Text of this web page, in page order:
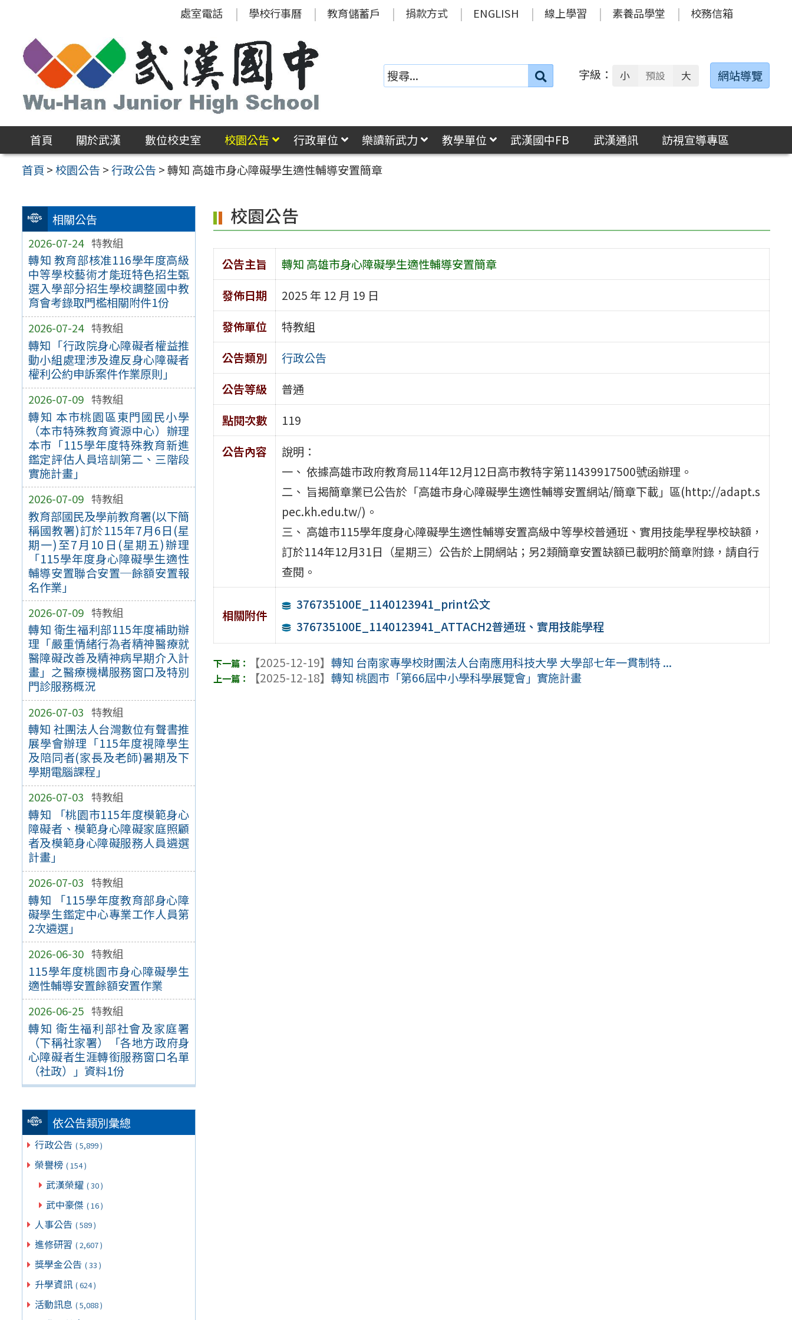
區
處室電話 學校行事曆 教育儲蓄戶 捐款方式 ENGLISH 線上學習 素養品學堂 校務信箱
搜
字級： 小 預設 大 網站導覽
首頁 關於武漢 數位校史室 校園公告 行政單位 樂讀新武力 教學單位 武漢國中FB 武漢通訊
訪視宣導專區
首頁 >校園公告 >行政公告 >轉知 高雄市身心障礙學生適性輔導安置簡章
相關公告
2026-07-24 特教組
轉知 教育部核准116學年度高級
中等學校藝術才能班特色招生甄
選入學部分招生學校調整國中教
育會考錄取門檻相關附件1份
2026-07-24 特教組
轉知「行政院身心障礙者權益推
動小組處理涉及違反身心障礙者
權利公約申訴案件作業原則」
2026-07-09 特教組
轉知 本市桃園區東門國民小學
（本市特殊教育資源中心）辦理
本市「115學年度特殊教育新進
鑑定評估人員培訓第二、三階段
實施計畫」
2026-07-09 特教組
教育部國民及學前教育署(以下簡
稱國教署)訂於115年7月6日(星
期一)至7月10日(星期五)辦理
「115學年度身心障礙學生適性
輔導安置聯合安置─餘額安置報
名作業」
2026-07-09 特教組
轉知 衛生福利部115年度補助辦
理「嚴重情緒行為者精神醫療就
醫障礙改善及精神病早期介入計
畫」之醫療機構服務窗口及特別
門診服務概況
2026-07-03 特教組
轉知 社團法人台灣數位有聲書推
展學會辦理「115年度視障學生
及陪同者(家長及老師)暑期及下
學期電腦課程」
2026-07-03 特教組
轉知 「桃園市115年度模範身心
障礙者、模範身心障礙家庭照顧
者及模範身心障礙服務人員遴選
計畫」
2026-07-03 特教組
轉知 「115學年度教育部身心障
礙學生鑑定中心專業工作人員第
2次遴選」
2026-06-30 特教組
115學年度桃園市身心障礙學生
適性輔導安置餘額安置作業
2026-06-25 特教組
轉知 衛生福利部社會及家庭署
（下稱社家署）「各地方政府身
心障礙者生涯轉銜服務窗口名單
（社政）」資料1份
依公告類別彙總
行政公告 ( 5,899 )
榮譽榜 ( 154 )
武漢榮耀 ( 30 )
武中豪傑 ( 16 )
人事公告 ( 589 )
進修研習 ( 2,607 )
獎學金公告 ( 33 )
升學資訊 ( 624 )
活動訊息 ( 5,088 )
校園公告
公告主旨
轉知 高雄市身心障礙學生適性輔導安置簡章
發佈日期
2025 年 12 月 19 日
發佈單位
特教組
公告類別
行政公告
公告等級
普通
點閱次數
119
公告內容
說明：
一、 依據高雄市政府教育局114年12月12日高市教特字第11439917500號函辦理。
二、 旨揭簡章業已公告於「高雄市身心障礙學生適性輔導安置網站/簡章下載」區(http://adapt.s
pec.kh.edu.tw/)。
三、 高雄市115學年度身心障礙學生適性輔導安置高級中等學校普通班、實用技能學程學校缺額，
訂於114年12月31日（星期三）公告於上開網站；另2類簡章安置缺額已載明於簡章附錄，請自行
查閱。
相關附件
376735100E_1140123941_print公文
376735100E_1140123941_ATTACH2普通班、實用技能學程
【2025-12-19】轉知 台南家專學校財團法人台南應用科技大學 大學部七年一貫制特 ...
【2025-12-18】轉知 桃園市「第66屆中小學科學展覽會」實施計畫